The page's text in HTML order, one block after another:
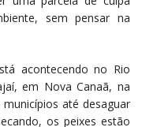
sem pensar na
acontecendo no Rio
em Nova Canaã, na
até desaguar
os peixes estão